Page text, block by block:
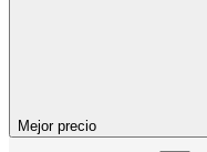
Mejor precio